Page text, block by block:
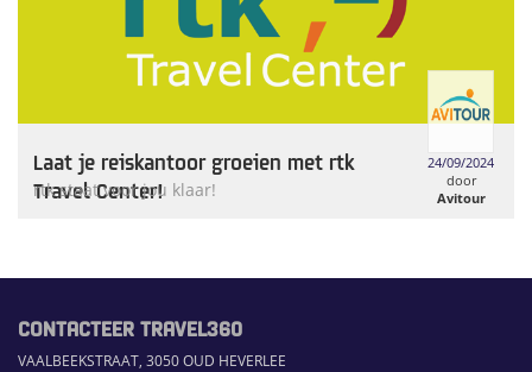
Laat je reiskantoor groeien met rtk
Travel Center!
rtk staat voor jou klaar!
24/09/2024
door
Avitour
CONTACTEER TRAVEL360
VAALBEEKSTRAAT, 3050 OUD HEVERLEE